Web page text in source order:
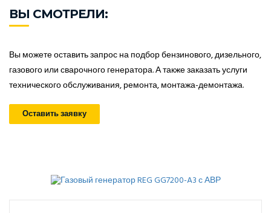
ВЫ СМОТРЕЛИ:
Вы можете оставить запрос на подбор бензинового, дизельного,
газового или сварочного генератора. А также заказать услуги
технического обслуживания, ремонта, монтажа-демонтажа.
Оставить заявку